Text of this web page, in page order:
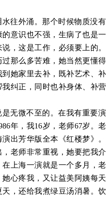
往外涌。那个时候物质没有
意识也不强，生病了也是一
，这是工作，必须要上的。
那么多苦难，她当然更懂得
她家里去补，既补艺术、补
纠正，同时也补身体、补营
无微不至的。在我有重要演
年，我16岁，老师67岁。老
出芳华版全本《红楼梦》。
老师非常重视，她要把我介
上海一演就是一个多月，老
心疼我，又让益美阿姨每天
，还给我煮绿豆汤消暑。饮